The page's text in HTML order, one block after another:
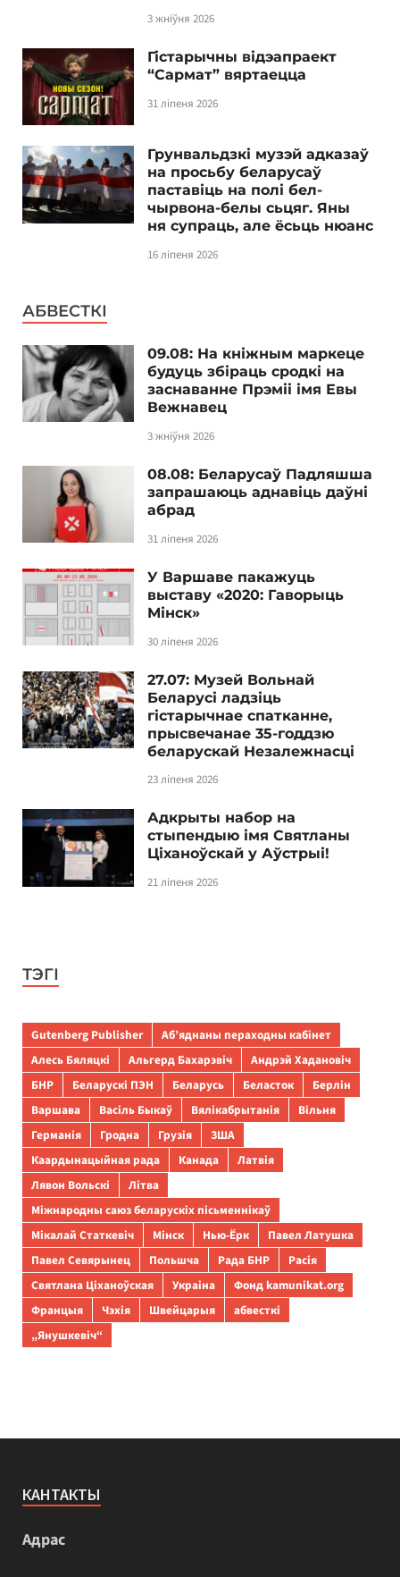
3 жніўня 2026
Гістарычны відэапраект
“Сармат” вяртаецца
31 ліпеня 2026
Грунвальдзкі музэй адказаў
на просьбу беларусаў
паставіць на полі бел-
чырвона-белы сьцяг. Яны
ня супраць, але ёсьць нюанс
16 ліпеня 2026
АБВЕСТКІ
09.08: На кніжным маркеце
будуць збіраць сродкі на
заснаванне Прэміі імя Евы
Вежнавец
3 жніўня 2026
08.08: Беларусаў Падляшша
запрашаюць аднавіць даўні
абрад
31 ліпеня 2026
У Варшаве пакажуць
выставу «2020: Гаворыць
Мінск»
30 ліпеня 2026
27.07: Музей Вольнай
Беларусі ладзіць
гістарычнае спатканне,
прысвечанае 35-годдзю
беларускай Незалежнасці
23 ліпеня 2026
Адкрыты набор на
стыпендыю імя Святланы
Ціханоўскай у Аўстрыі!
21 ліпеня 2026
ТЭГІ
Gutenberg Publisher
Аб’яднаны пераходны кабінет
Алесь Бяляцкі
Альгерд Бахарэвіч
Андрэй Хадановіч
БНР
Беларускі ПЭН Беларусь Беласток
Берлін
Варшава
Васіль Быкаў Вялікабрытанія
Вільня
Германія
Гродна Грузія
ЗША
Каардынацыйная рада
Канада
Латвія
Лявон Вольскі
Літва
Міжнародны саюз беларускіх пісьменнікаў
Мікалай Статкевіч
Мінск Нью-Ёрк
Павел Латушка
Павел Севярынец
Польшча Рада БНР
Расія
Святлана Ціханоўская
Украіна
Фонд kamunikat.org
Францыя
Чэхія Швейцарыя
абвесткі
„Янушкевіч“
КАНТАКТЫ
Адрас